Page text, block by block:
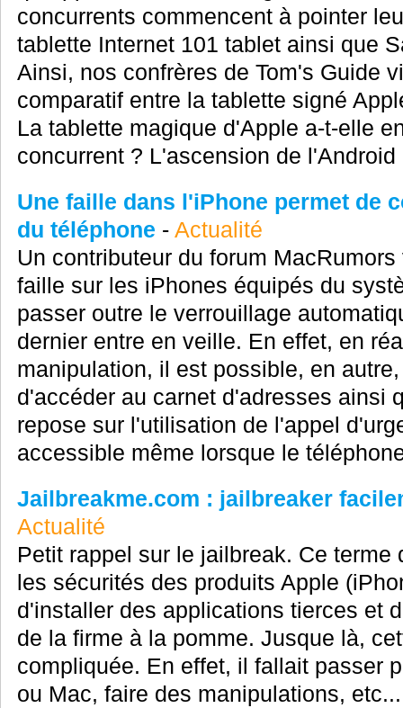
concurrents commencent à pointer
tablette Internet 101 tablet ainsi que
Ainsi, nos confrères de Tom's Guide
comparatif entre la tablette signé
La tablette magique d'Apple a-t-elle
concurrent ? L'ascension de l'Android
Une faille dans l'iPhone permet de
du téléphone - Actualité
Un contributeur du forum
faille sur les iPhones équipés du
passer outre le verrouillage
dernier entre en veille. En effet, en
manipulation, il est possible, en
d'accéder au carnet d'adresses ainsi
repose sur l'utilisation de l'appel
accessible même lorsque le
Jailbreakme.com : jailbreaker
Actualité
Petit rappel sur le jailbreak. Ce
les sécurités des produits Apple
d'installer des applications tierces et
de la firme à la pomme. Jusque là,
compliquée. En effet, il fallait passer
ou Mac, faire des manipulations,